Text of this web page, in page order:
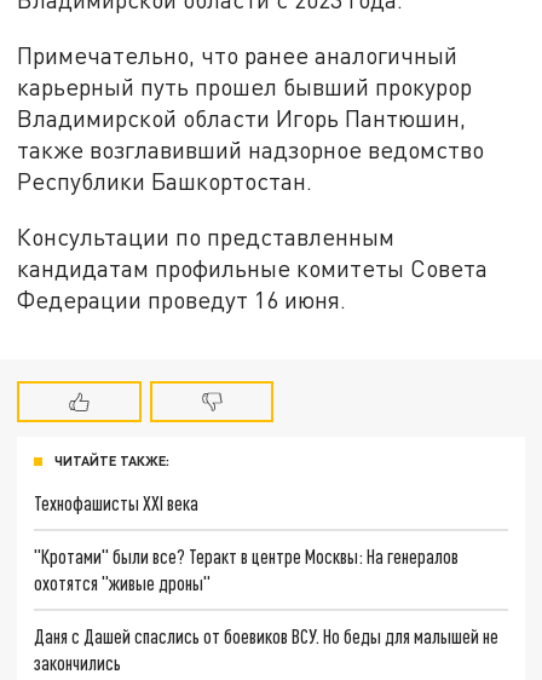
Примечательно, что ранее аналогичный
карьерный путь прошел бывший прокурор
Владимирской области Игорь Пантюшин,
также возглавивший надзорное ведомство
Республики Башкортостан.
Консультации по представленным
кандидатам профильные комитеты Совета
Федерации проведут 16 июня.
ЧИТАЙТЕ ТАКЖЕ:
Технофашисты XXI века
"Кротами" были все? Теракт в центре Москвы: На генералов
охотятся "живые дроны"
Даня с Дашей спаслись от боевиков ВСУ. Но беды для малышей не
закончились